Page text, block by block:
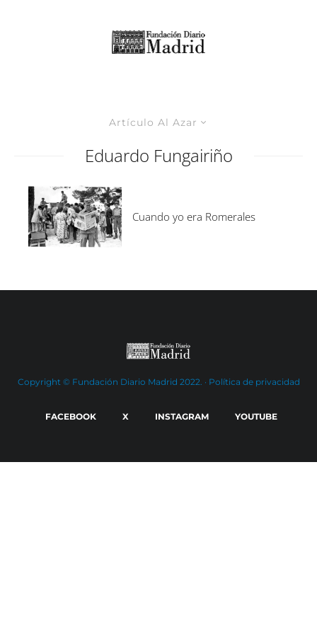
Artículo Al Azar
Eduardo Fungairiño
Cuando yo era Romerales
Copyright © Fundación Diario Madrid 2022. · Política de privacidad
FACEBOOK X INSTAGRAM YOUTUBE